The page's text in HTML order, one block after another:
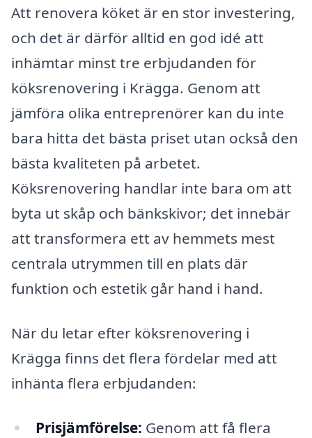
Att renovera köket är en stor investering,
och det är därför alltid en god idé att
inhämtar minst tre erbjudanden för
köksrenovering i Krägga. Genom att
jämföra olika entreprenörer kan du inte
bara hitta det bästa priset utan också den
bästa kvaliteten på arbetet.
Köksrenovering handlar inte bara om att
byta ut skåp och bänkskivor; det innebär
att transformera ett av hemmets mest
centrala utrymmen till en plats där
funktion och estetik går hand i hand.
När du letar efter köksrenovering i
Krägga finns det flera fördelar med att
inhänta flera erbjudanden:
Prisjämförelse: Genom att få flera